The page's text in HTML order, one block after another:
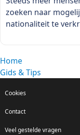
zoeken naar
nationaliteit te
Home
Gids & Tips
Cookies
Contact
Veel gestelde vragen